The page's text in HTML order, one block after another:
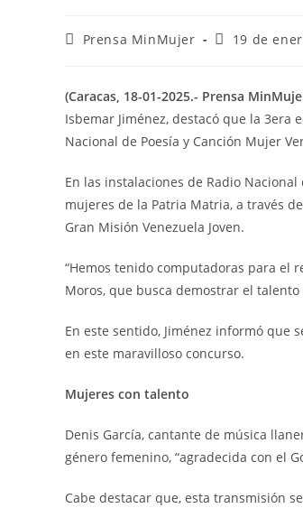
Prensa MinMujer 19 de
(Caracas, 18-01-2025.- Prensa
Isbemar Jiménez, destacó que la
Nacional de Poesía y Canción Mujer
En las instalaciones de Radio
mujeres de la Patria Matria, a través
Gran Misión Venezuela Joven.
“Hemos tenido computadoras para el
Moros, que busca demostrar el
En este sentido, Jiménez informó que
en este maravilloso concurso.
Mujeres con talento
Denis García, cantante de música
género femenino, “agradecida con el
Cabe destacar que, esta transmisión